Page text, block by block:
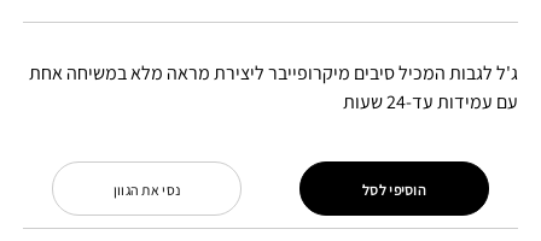
ג'ל לגבות המכיל סיבים מיקרופייבר ליצירת מראה מלא במשיחה אחת
עם עמידות עד-24 שעות
נסי את הגוון הוסיפי לסל